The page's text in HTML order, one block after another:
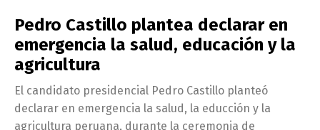
Pedro Castillo plantea declarar en
emergencia la salud, educación y la
agricultura
El candidato presidencial Pedro Castillo planteó
declarar en emergencia la salud, la educción y la
agricultura peruana, durante la ceremonia de